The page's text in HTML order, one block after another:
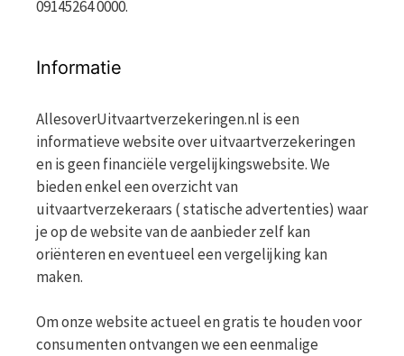
09145264 0000.
Informatie
AllesoverUitvaartverzekeringen.nl is een
informatieve website over uitvaartverzekeringen
en is geen financiële vergelijkingswebsite. We
bieden enkel een overzicht van
uitvaartverzekeraars ( statische advertenties) waar
je op de website van de aanbieder zelf kan
oriënteren en eventueel een vergelijking kan
maken.
Om onze website actueel en gratis te houden voor
consumenten ontvangen we een eenmalige